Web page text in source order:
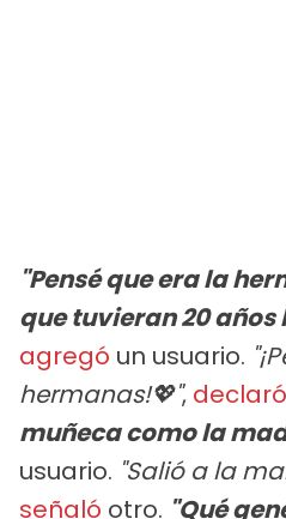
"Pensé que era la
que tuvieran 20
agregó un usuario.
hermanas!💖", declaró
muñeca como la
usuario. "Salió a la
señaló otro. "Qué